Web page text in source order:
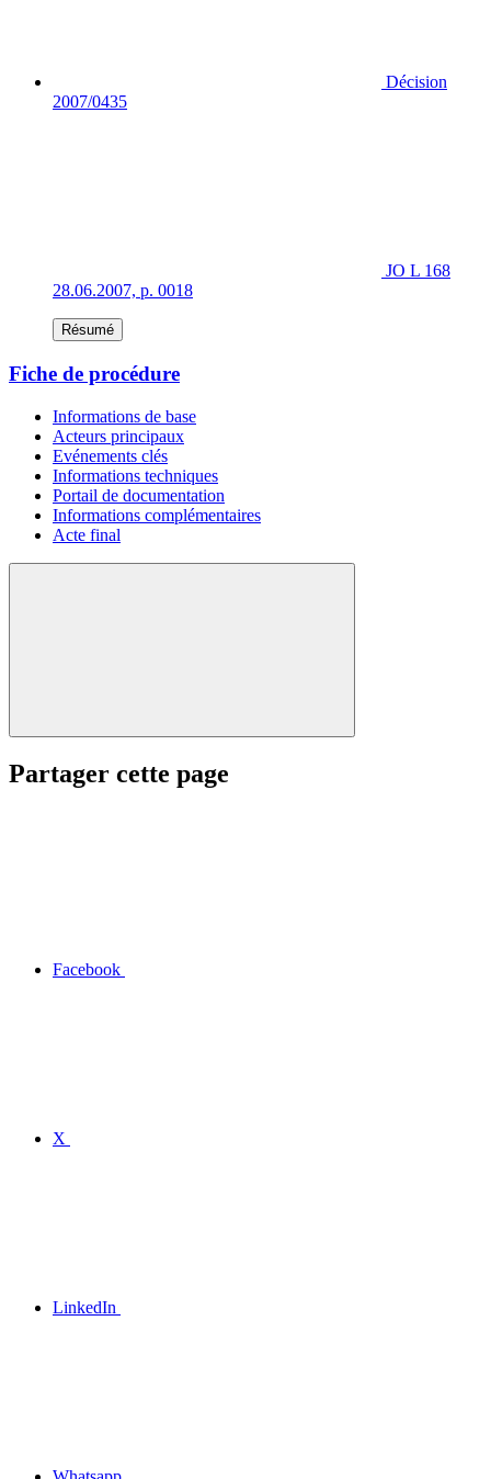
Décision
2007/0435
JO L 168
28.06.2007, p. 0018
Résumé
Fiche de procédure
Informations de base
Acteurs principaux
Evénements clés
Informations techniques
Portail de documentation
Informations complémentaires
Acte final
Partager cette page
Facebook
X
LinkedIn